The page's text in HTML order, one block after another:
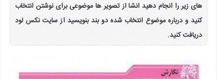
های زیر را انجام دهید انشا از تصویر ها موضوعی برای نوشتن انتخاب
کنید و درباره موضوع انتخاب شده دو بند بنویسید از سایت نکس لود
دریافت کنید.